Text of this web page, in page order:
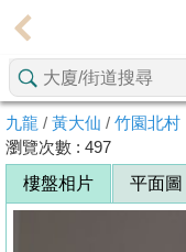
主
頁
搵
樓/
九龍 / 黃大仙 / 竹園北村
瀏覽次數 : 497
樓盤相片
平面圖